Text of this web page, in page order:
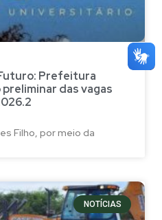
Prefeitura
das vagas
Filho, por meio da
NOTÍCIAS